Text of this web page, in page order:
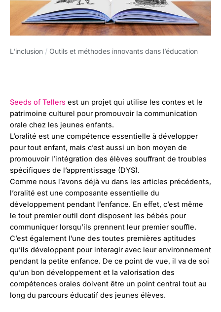
L'inclusion / Outils et méthodes innovants dans l’éducation
Seeds of Tellers est un projet qui utilise les contes et le
patrimoine culturel pour promouvoir la communication
orale chez les jeunes enfants.
L’oralité est une compétence essentielle à développer
pour tout enfant, mais c’est aussi un bon moyen de
promouvoir l’intégration des élèves souffrant de troubles
spécifiques de l’apprentissage (DYS).
Comme nous l’avons déjà vu dans les articles précédents,
l’oralité est une composante essentielle du
développement pendant l’enfance. En effet, c’est même
le tout premier outil dont disposent les bébés pour
communiquer lorsqu’ils prennent leur premier souffle.
C’est également l’une des toutes premières aptitudes
qu’ils développent pour interagir avec leur environnement
pendant la petite enfance. De ce point de vue, il va de soi
qu’un bon développement et la valorisation des
compétences orales doivent être un point central tout au
long du parcours éducatif des jeunes élèves.